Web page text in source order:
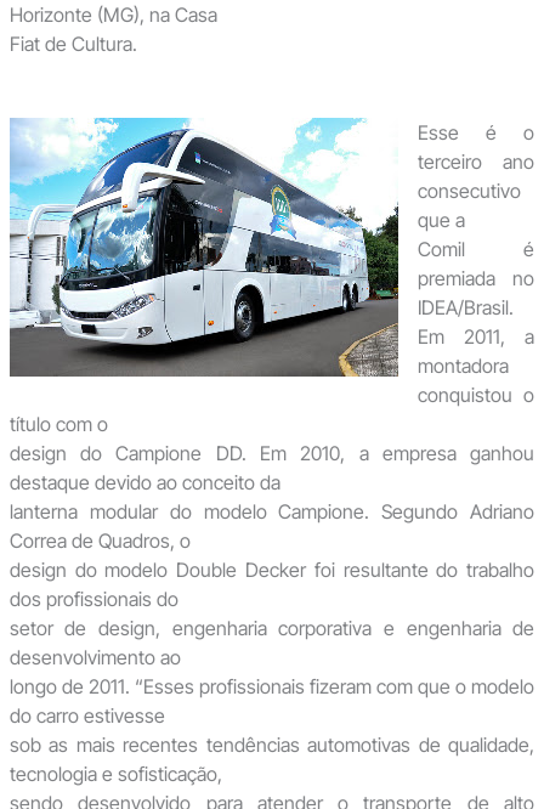
Horizonte (MG), na Casa
Fiat de Cultura.
Esse é o
terceiro ano
consecutivo
que a
Comil é
premiada no
IDEA/Brasil.
Em 2011, a
montadora
conquistou o
título com o
design do Campione DD. Em 2010, a empresa ganhou
destaque devido ao conceito da
lanterna modular do modelo Campione. Segundo Adriano
Correa de Quadros, o
design do modelo Double Decker foi resultante do trabalho
dos profissionais do
setor de design, engenharia corporativa e engenharia de
desenvolvimento ao
longo de 2011. “Esses profissionais fizeram com que o modelo
do carro estivesse
sob as mais recentes tendências automotivas de qualidade,
tecnologia e sofisticação,
sendo desenvolvido para atender o transporte de alto